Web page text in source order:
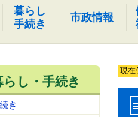
暮らし
手続き
市政情報
らし・手続き
き
現在